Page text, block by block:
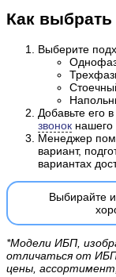
Как
Выберите
Добавьте его
звонок нашего
Менеджер
вариант,
вариантах
Выбирайте
*Модели ИБП,
отличаться от
цены,